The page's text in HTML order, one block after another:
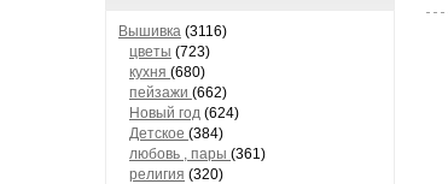
Вышивка (3116)
цветы (723)
кухня (680)
пейзажи (662)
Новый год (624)
Детское (384)
любовь , пары (361)
религия (320)